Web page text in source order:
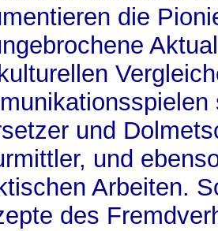
die
und
und
Arbeiten.
des